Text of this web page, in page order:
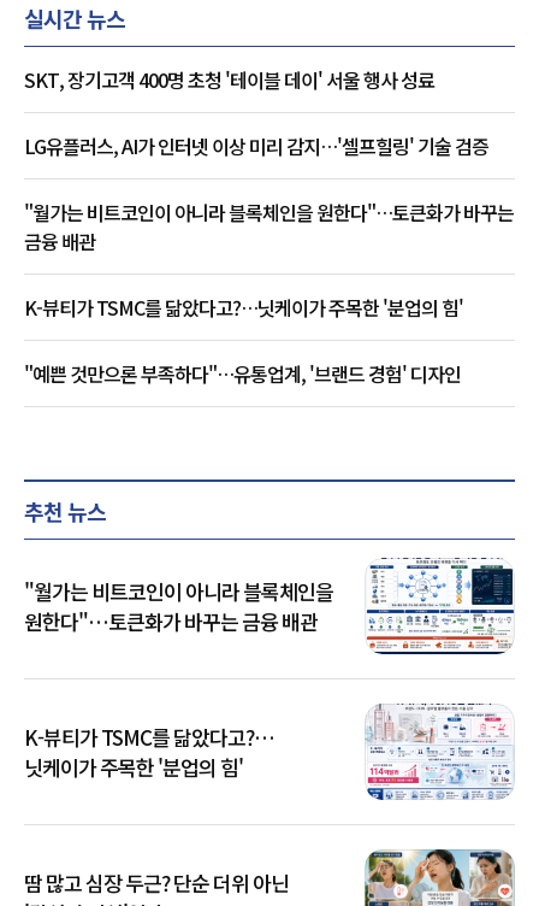
실시간 뉴스
SKT, 장기고객 400명 초청 '테이블 데이' 서울 행사 성료
LG유플러스, AI가 인터넷 이상 미리 감지…'셀프힐링' 기술 검증
"월가는 비트코인이 아니라 블록체인을 원한다"…토큰화가 바꾸는
금융 배관
K-뷰티가 TSMC를 닮았다고?…닛케이가 주목한 '분업의 힘'
"예쁜 것만으론 부족하다"…유통업계, '브랜드 경험' 디자인
추천 뉴스
"월가는 비트코인이 아니라 블록체인을
원한다"…토큰화가 바꾸는 금융 배관
K-뷰티가 TSMC를 닮았다고?…
닛케이가 주목한 '분업의 힘'
땀 많고 심장 두근? 단순 더위 아닌